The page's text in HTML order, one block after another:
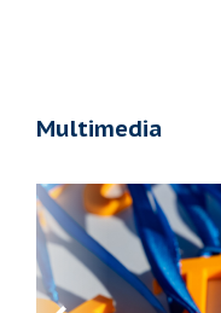
Multimedia